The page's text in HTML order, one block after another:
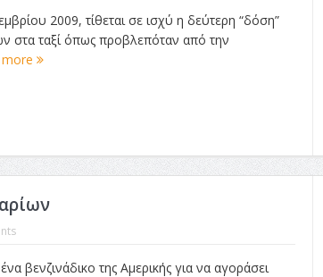
2009, τίθεται σε ισχύ η δεύτερη “δόση”
στα ταξί όπως προβλεπόταν από την
more
βενζινάδικο της Αμερικής για να αγοράσει